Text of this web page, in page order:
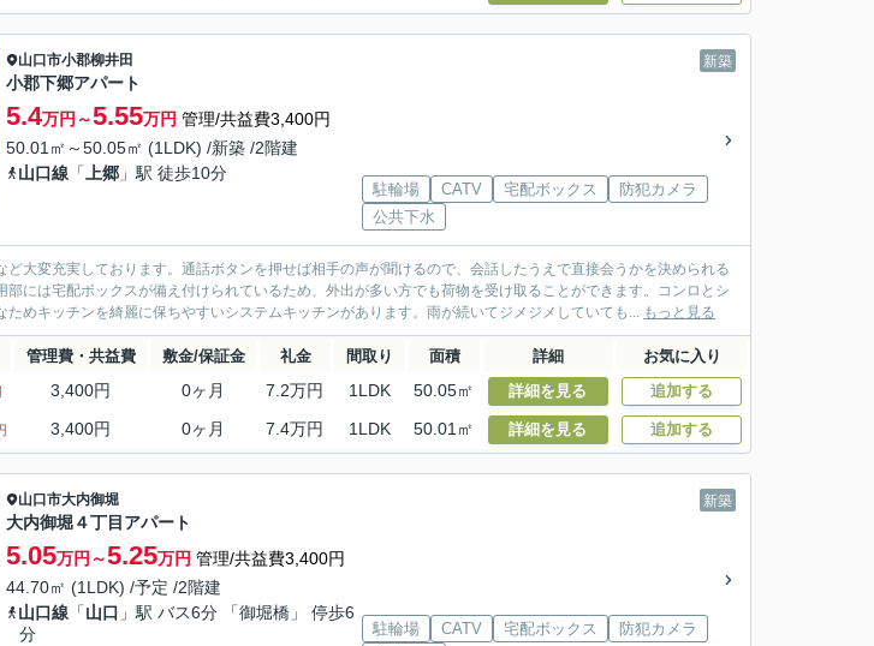
新築
山口市小郡柳井田
小郡下郷アパート
5.4万円～5.55万円 管理/共益費3,400円
50.01㎡～50.05㎡ (1LDK) /新築 /2階建
山口線 「 上郷 」駅 徒歩10分
駐輪場 CATV 宅配ボックス
防犯カメラ
公共下水
大変充実しております。通話ボタンを押せば相手の声が聞けるので、会話したうえで直接会うかを決められる
部には宅配ボックスが備え付けられているため、外出が多い方でも荷物を受け取ることができます。コンロとシ
ためキッチンを綺麗に保ちやすいシステムキッチンがあります。雨が続いてジメジメしていても... もっと見る
管理費・共益費 敷金/保証金 礼金 間取り 面積 詳細 お気に入り
3,400円 0ヶ月 7.2万円 1LDK 50.05㎡ 詳細を見る 追加する
3,400円 0ヶ月 7.4万円 1LDK 50.01㎡ 詳細を見る 追加する
新築
山口市大内御堀
大内御堀４丁目アパート
5.05万円～5.25万円 管理/共益費3,400円
44.70㎡ (1LDK) /予定 /2階建
山口線 「山口 」駅 バス6分 「御堀橋」 停歩6
分
駐輪場 CATV 宅配ボックス
防犯カメラ